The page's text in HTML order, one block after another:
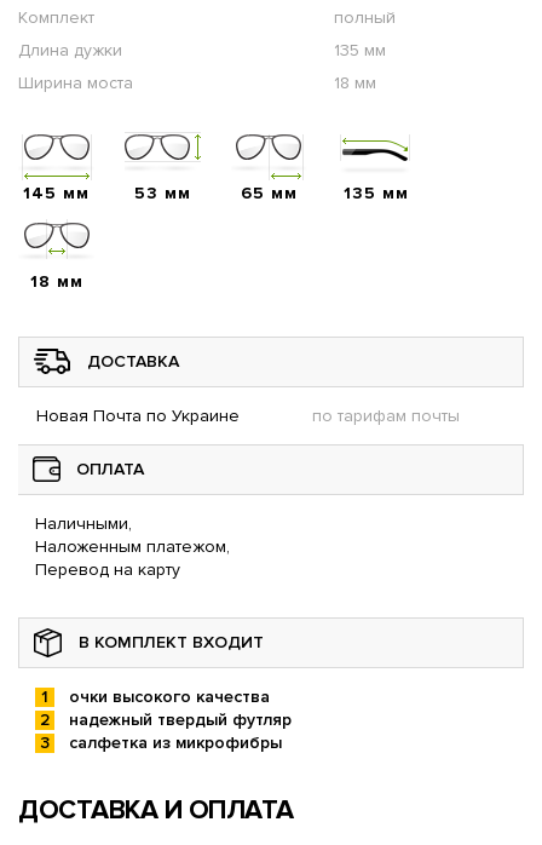
Комплект
полный
Длина дужки
135 мм
Ширина моста
18 мм
145 мм 53 мм 65 мм 135 мм
18 мм
ДОСТАВКА
Новая Почта по Украине по тарифам почты
ОПЛАТА
Наличными,
Наложенным платежом,
Перевод на карту
В КОМПЛЕКТ ВХОДИТ
очки высокого качества
надежный твердый футляр
салфетка из микрофибры
ДОСТАВКА И ОПЛАТА